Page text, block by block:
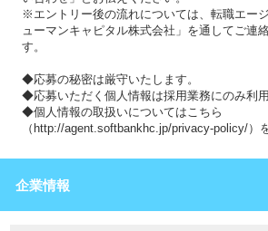
※エントリー後の流れについては、転職エー
ューマンキャピタル株式会社」を通してご連
す。
◆応募の秘密は厳守いたします。
◆応募いただく個人情報は採用業務にのみ利用
◆個人情報の取扱いについてはこちら
（http://agent.softbankhc.jp/privacy-policy/）
企業情報